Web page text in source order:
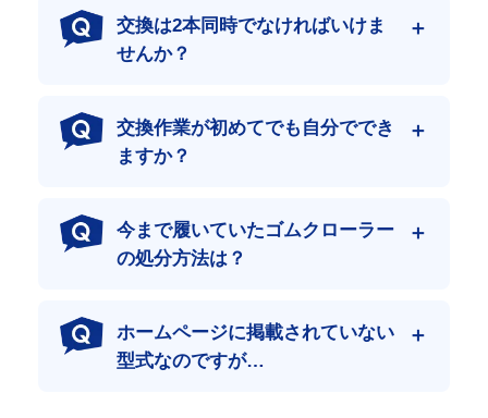
建設機械を専門に“機械販売”“買取”“修理”“部品販売”“レンタル・リ
ース”と、総合的に行っております。すべての業務において、蓄
積された経験は商品の“データ”や“知識”だけではなく、自社内で
コスト・作業性・耐久性を求められる、専門機械の部品はぜひ専
門店でお買い求めください。
豊富な在庫と物流網により、急なトラブル時もスピーディーに発
送。
交換は2本同時でなければいけま
せんか？
交換作業が初めてでも自分ででき
ますか？
今まで履いていたゴムクローラー
の処分方法は？
ホームページに掲載されていない
型式なのですが…